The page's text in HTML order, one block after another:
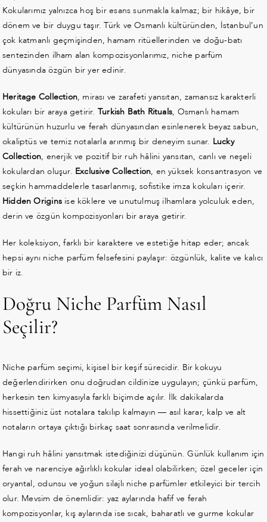
Kokularımız yalnızca hoş bir esans sunmakla kalmaz; bir hikâye, bir
dönem ve bir duygu taşır. Türk ve Osmanlı kültüründen, İstanbul’un
çok katmanlı geçmişinden, hamam ritüellerinden ve doğu-batı
sentezinden ilham alan kompozisyonlarımız, niche parfüm
dünyasında özgün bir yer edinir.
Heritage Collection, mirası ve zarafeti yansıtan, zamansız karakterli
kokuları bir araya getirir. Turkish Bath Rituals, Osmanlı hamam
kültürünün huzurlu ve ferah dünyasından esinlenerek beyaz sabun,
okaliptüs ve temiz notalarla arınmış bir deneyim sunar. Lucky
Collection, enerjik ve pozitif bir ruh hâlini yansıtan, canlı ve neşeli
kokulardan oluşur. Exclusive Collection, en yüksek konsantrasyon ve
seçkin hammaddelerle tasarlanmış, sofistike imza kokuları içerir.
Hidden Originsise köklere ve unutulmuş ilhamlara yolculuk eden,
derin ve özgün kompozisyonları bir araya getirir.
Her koleksiyon, farklı bir karaktere ve estetiğe hitap eder; ancak
hepsi aynı niche parfüm felsefesini paylaşır: özgünlük, kalite ve kalıcı
bir iz.
Doğru Niche Parfüm Nasıl
Seçilir?
Niche parfüm seçimi, kişisel bir keşif sürecidir. Bir kokuyu
değerlendirirken onu doğrudan cildinize uygulayın; çünkü parfüm,
herkesin ten kimyasıyla farklı biçimde açılır. İlk dakikalarda
hissettiğiniz üst notalara takılıp kalmayın — asıl karar, kalp ve alt
notaların ortaya çıktığı birkaç saat sonrasında verilmelidir.
Hangi ruh hâlini yansıtmak istediğinizi düşünün. Günlük kullanım için
ferah ve narenciye ağırlıklı kokular ideal olabilirken; özel geceler için
oryantal, odunsu ve yoğun silajlı niche parfümler etkileyici bir tercih
olur. Mevsim de önemlidir: yaz aylarında hafif ve ferah
kompozisyonlar, kış aylarında ise sıcak, baharatlı ve gurme kokular